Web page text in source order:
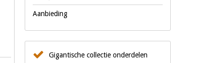
Aanbieding
Gigantische collectie onderdelen